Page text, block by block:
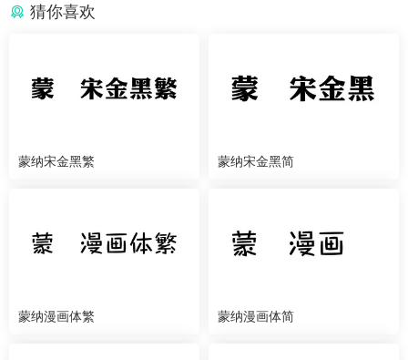
猜你喜欢
蒙纳宋金黑繁 蒙纳宋金黑简
蒙纳漫画体繁 蒙纳漫画体简